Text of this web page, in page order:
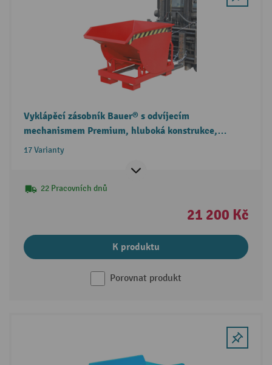
Vyklápěcí zásobník Bauer® s odvíjecím
mechanismem Premium, hluboká konstrukce,
pozinkovaný, bez víka
17 Varianty
22 Pracovních dnů
21 200 Kč
K produktu
Porovnat produkt